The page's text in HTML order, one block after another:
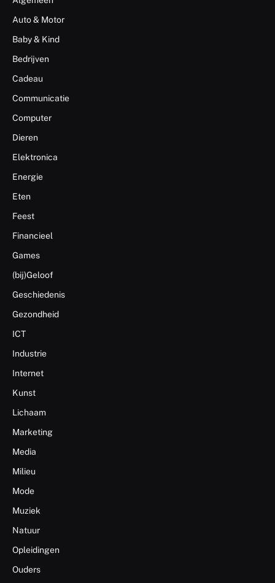
Auto & Motor
Baby & Kind
Bedrijven
Cadeau
Communicatie
Computer
Dieren
Elektronica
Energie
Eten
Feest
Financieel
Games
(bij)Geloof
Geschiedenis
Gezondheid
ICT
Industrie
Internet
Kunst
Lichaam
Marketing
Media
Milieu
Mode
Muziek
Natuur
Opleidingen
Ouders